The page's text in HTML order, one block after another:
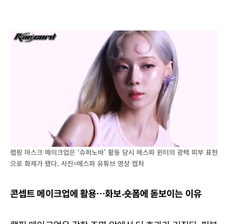
랩핑 마스크 메이크업은 ‘슈퍼노바’ 활동 당시 에스파 윈터의 광택 피부 표현
으로 화제가 됐다. 사진=에스파 유튜브 영상 캡처
콘셉트 메이크업에 활용…화보‧숏폼에 돋보이는 이유